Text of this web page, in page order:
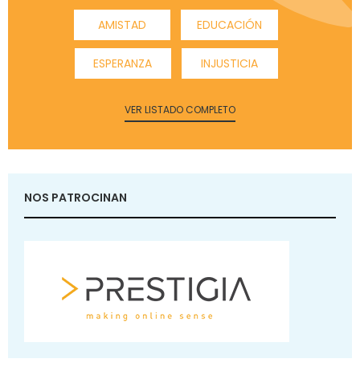
AMISTAD EDUCACIÓN
ESPERANZA INJUSTICIA
VER LISTADO COMPLETO
NOS PATROCINAN